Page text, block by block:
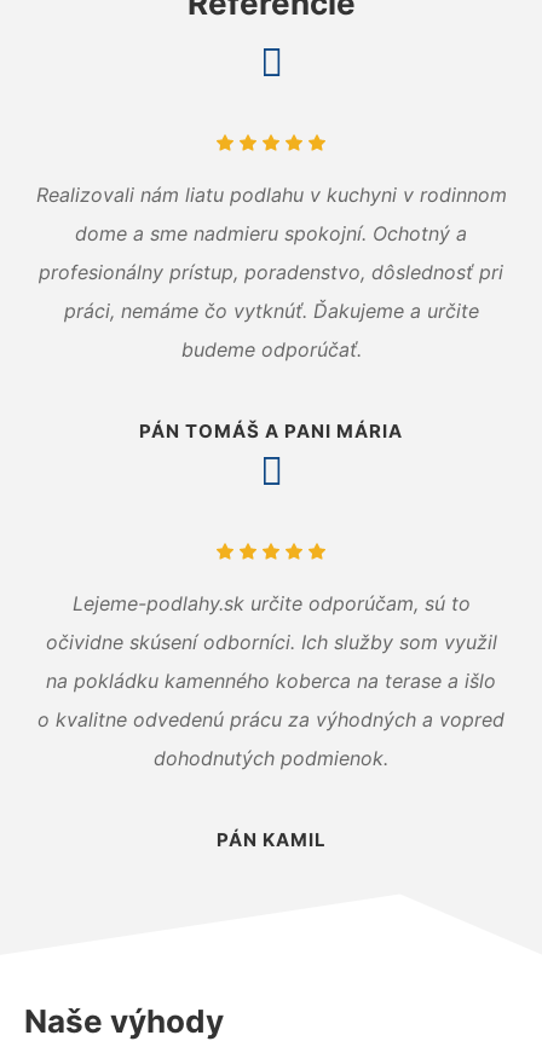
Realizovali nám liatu podlahu v kuchyni v rodinnom
dome a sme nadmieru spokojní. Ochotný a
profesionálny prístup, poradenstvo, dôslednosť pri
práci, nemáme čo vytknúť. Ďakujeme a určite
budeme odporúčať.
PÁN TOMÁŠ A PANI MÁRIA
Lejeme-podlahy.sk určite odporúčam, sú to
očividne skúsení odborníci. Ich služby som využil
na pokládku kamenného koberca na terase a išlo
o kvalitne odvedenú prácu za výhodných a vopred
dohodnutých podmienok.
PÁN KAMIL
Naše výhody